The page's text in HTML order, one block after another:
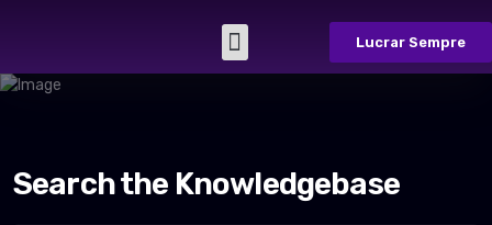
Lucrar Sempre
Search the Knowledgebase